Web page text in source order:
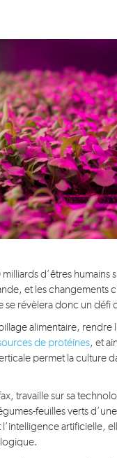
d’êtres humains
et les changements
révèlera donc un défi
alimentaire,
de protéines, et
permet la culture
travaille sur sa
feuilles verts
artificielle,